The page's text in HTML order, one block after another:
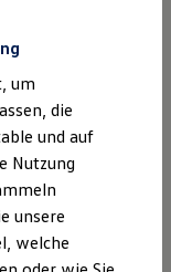
um
die
und auf
Nutzung
unsere
welche